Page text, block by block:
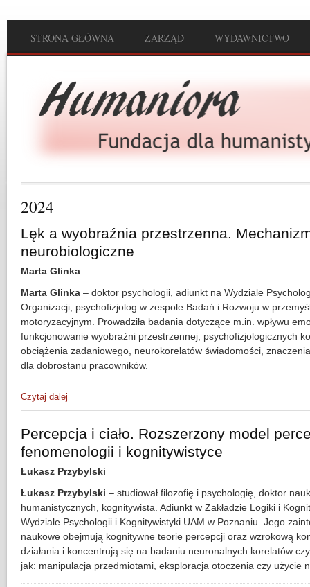
Main menu
STRONA GŁÓWNA ZARZĄD WYDAWNICTWO
2024
Lęk a wyobraźnia przestrzenna.
neurobiologiczne
Marta Glinka
Marta Glinka – doktor psychologii, adiunkt na Wydziale
Organizacji, psychofizjolog w zespole Badań i Rozwoju w
motoryzacyjnym. Prowadziła badania dotyczące m.in. wpływu
funkcjonowanie wyobraźni przestrzennej, psychofizjologicznych
obciążenia zadaniowego, neurokorelatów świadomości,
dla dobrostanu pracowników.
Czytaj dalej
Percepcja i ciało. Rozszerzony model
fenomenologii i kognitywistyce
Łukasz Przybylski
Łukasz Przybylski – studiował filozofię i psychologię, doktor nauk
humanistycznych, kognitywista. Adiunkt w Zakładzie Logiki i
Wydziale Psychologii i Kognitywistyki UAM w Poznaniu. Jego
naukowe obejmują kognitywne teorie percepcji oraz wzrokową
działania i koncentrują się na badaniu neuronalnych korelatów
jak: manipulacja przedmiotami, eksploracja otoczenia czy użycie